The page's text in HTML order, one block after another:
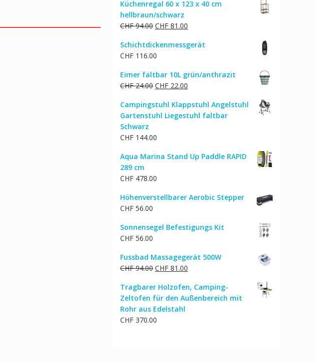
Küchenregal 60 x 123 x 40 cm
hellbraun/schwarz
CHF94.00 Ursprünglicher
war:
CHF 94.00
CHF 81.00
ist:
Schichtdickenmessgerät
CHF 116.00
Eimer faltbar 10L grün/anthrazit
CHF24.00 Ursprünglicher
war:
CHF 24.00
CHF 22.00
ist:
CHF 22.00.
Campingstuhl Klappstuhl Angelstuhl
Gartenstuhl Liegestuhl faltbar
Schwarz
CHF 144.00
Aqua Marina Stand Up Paddle RAPID
289 cm
CHF 478.00
Höhenverstellbarer Aerobic Stepper
CHF 56.00
Sonnensegel Befestigungs Kit
CHF 56.00
Fussbad Massagegerät 500W
CHF94.00 Ursprünglicher
war:
CHF 94.00
CHF 81.00
ist:
CHF 81.00.
Tragbarer Holzofen, Camping-
Zeltofen für den Außenbereich mit
Rohr aus Edelstahl
CHF 370.00